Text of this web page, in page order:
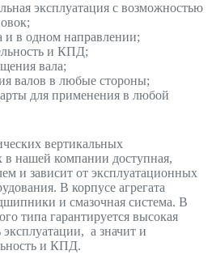
эксплуатация с возможностью
и в одном направлении;
и КПД;
вала;
валов в любые стороны;
для применения в любой
вертикальных
в нашей компании доступная,
и зависит от эксплуатационных
В корпусе агрегата
и смазочная система. В
типа гарантируется высокая
эксплуатации, а значит и
и КПД.